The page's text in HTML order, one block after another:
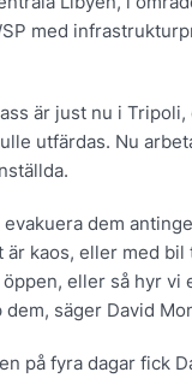
med
är just nu i Tripoli,
utfärdas. Nu
dem
är kaos, eller med bil
eller så hyr vi
säger David
på fyra dagar fick